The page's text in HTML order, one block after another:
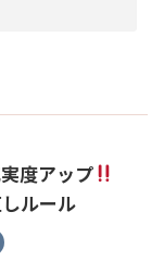
度アップ
ルール